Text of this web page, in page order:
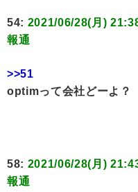
54: 2021/06/28(月)
報通
>>51
optimって会社どーよ？
58: 2021/06/28(月)
報通